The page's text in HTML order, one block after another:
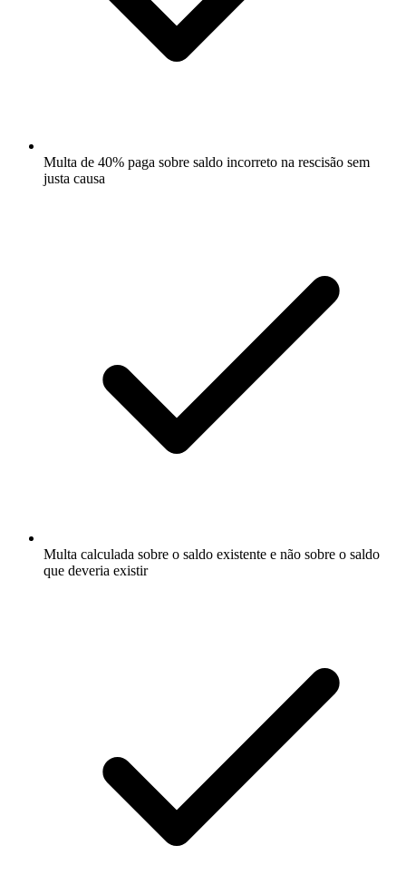
Multa de 40% paga sobre saldo incorreto na rescisão sem
justa causa
Multa calculada sobre o saldo existente e não sobre o saldo
que deveria existir